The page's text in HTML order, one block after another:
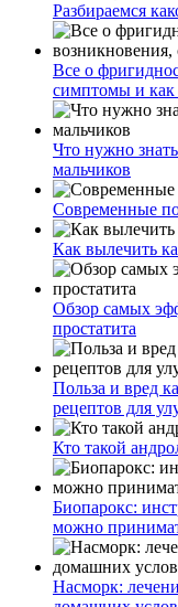
Разбираемся
Все о
симптомы и как
Что нужно
мальчиков
Современные
Как вылечить
Обзор самых
простатита
Польза и вред
рецептов для
Кто такой
Биопарокс:
можно
Насморк: